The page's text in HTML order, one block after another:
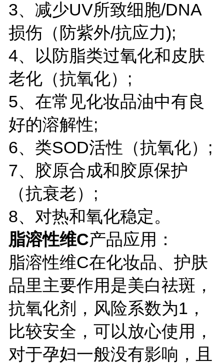
3、减少UV所致细胞/DNA
损伤（防紫外/抗应力);
4、以防脂类过氧化和皮肤
老化（抗氧化）;
5、在常见化妆品油中有良
好的溶解性;
6、类SOD活性（抗氧化）;
7、胶原合成和胶原保护
（抗衰老）;
8、对热和氧化稳定。
脂溶性维C产品应用：
脂溶性维C在化妆品、护肤
品里主要作用是美白祛斑，
抗氧化剂，风险系数为1，
比较安全，可以放心使用，
对于孕妇一般没有影响，且